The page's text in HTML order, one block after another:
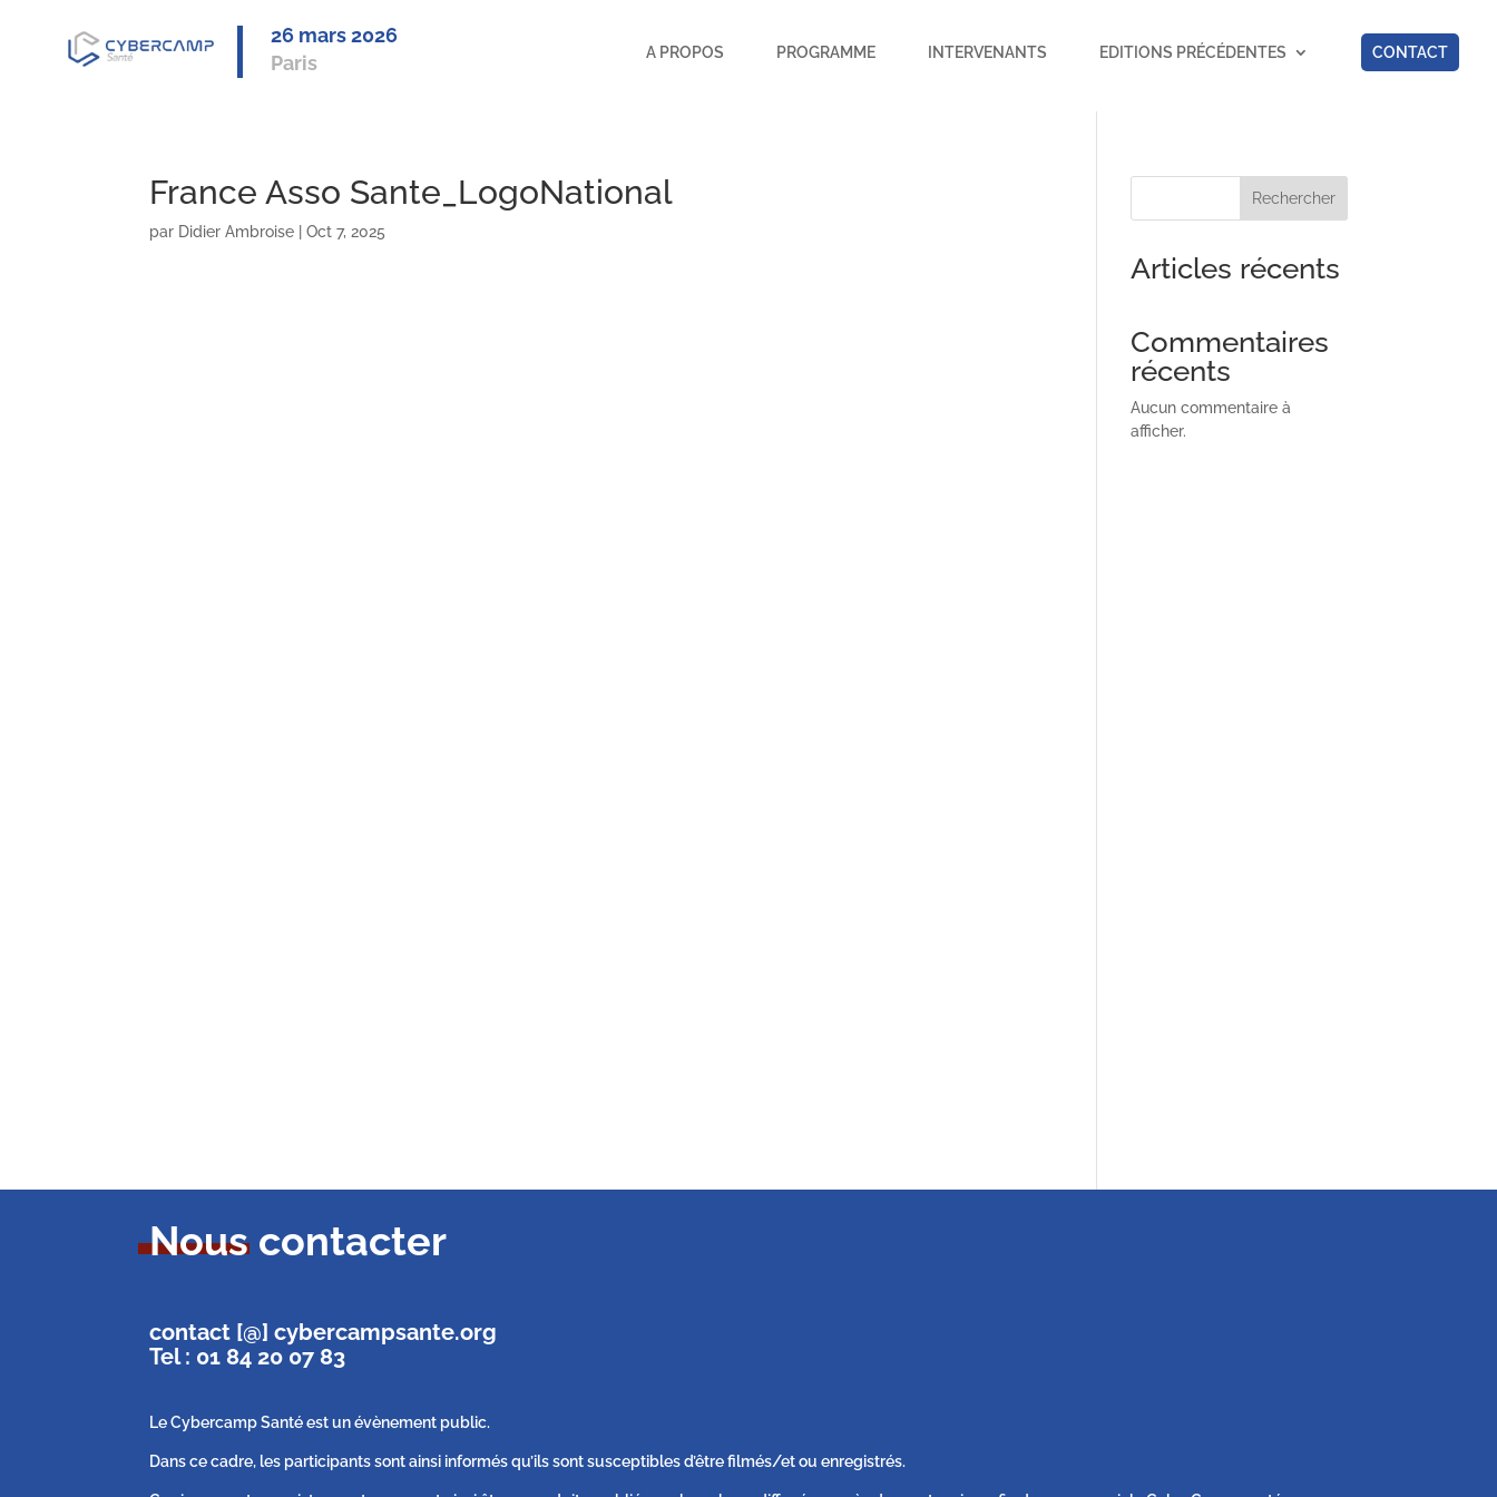
26 mars 2026
Paris
A PROPOS PROGRAMME INTERVENANTS EDITIONS PRÉCÉDENTES CONTACT
France Asso Sante_LogoNational
par Didier Ambroise |Oct 7, 2025
Rechercher
Articles récents
Commentaires
récents
Aucun commentaire à
afficher.
Nous contacter
contact [@] cybercampsante.org
Tel : 01 84 20 07 83
Le Cybercamp Santé est un évènement public.
Dans ce cadre, les participants sont ainsi informés qu’ils sont susceptibles d’être filmés/et ou enregistrés.